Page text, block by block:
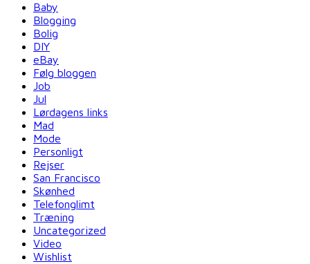
Baby
Blogging
Bolig
DIY
eBay
Følg bloggen
Job
Jul
Lørdagens links
Mad
Mode
Personligt
Rejser
San Francisco
Skønhed
Telefonglimt
Træning
Uncategorized
Video
Wishlist